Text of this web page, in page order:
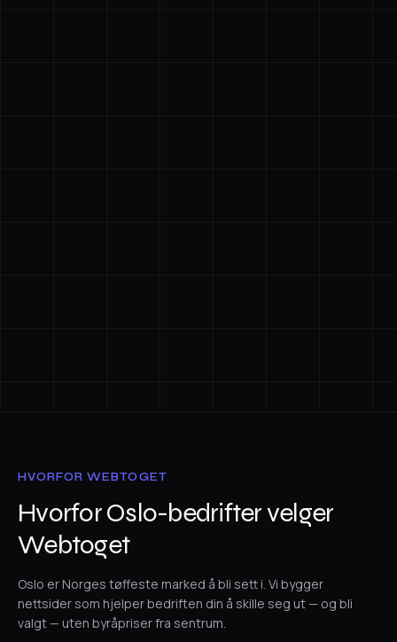
HVORFOR WEBTOGET
Hvorfor Oslo-bedrifter velger
Webtoget
Oslo er Norges tøffeste marked å bli sett i. Vi bygger
nettsider som hjelper bedriften din å skille seg ut — og bli
valgt — uten byråpriser fra sentrum.